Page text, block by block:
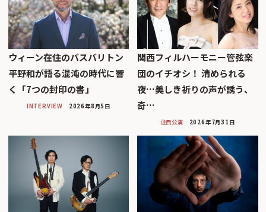
ウィーン在住のバスバリトン
平野和が語る混沌の時代に響
く「7つの封印の書」
INTERVIEW 2026年8月5日
関西フィルハーモニー管弦楽
団のイチオシ！ 清められる
夜…美しき祈りの声が誘う、
奇…
注目公演 2026年7月31日